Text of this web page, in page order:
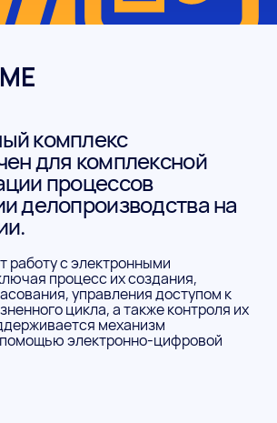
комплекс
для комплексной
процессов
делопроизводства на
работу с электронными
процесс их создания,
управления доступом к
цикла, а также контроля их
механизм
электронно-цифровой